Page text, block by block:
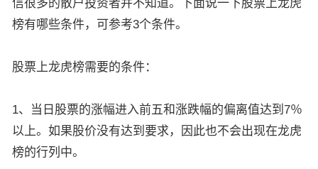
信很多的散户投资者并不知道。下面说一下股票上龙虎
榜有哪些条件，可参考3个条件。
股票上龙虎榜需要的条件：
1、当日股票的涨幅进入前五和涨跌幅的偏离值达到7％
以上。如果股价没有达到要求，因此也不会出现在龙虎
榜的行列中。